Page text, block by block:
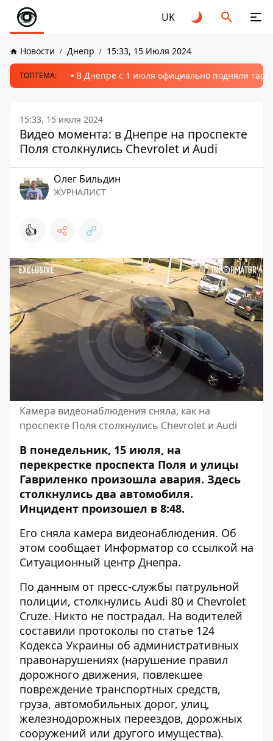
UK
Новости Днепр 15:33, 15 Июля 2024
ТОПТЕМА: В Днепре с 1 июля официально подняли
15:33, 15 июля 2024
Видео момента: в Днепре на проспекте
Поля столкнулись Chevrolet и Audi
Олег Бильдин
ЖУРНАЛИСТ
👍
Камера видеонаблюдения сняла, как на
проспекте Поля столкнулись Chevrolet и Audi
В понедельник, 15 июля, на
перекрестке проспекта Поля и улицы
Гавриленко произошла авария. Здесь
столкнулись два автомобиля.
Инцидент произошел в 8:48.
Его сняла камера видеонаблюдения. Об
этом сообщает Информатор со ссылкой на
Ситуационный центр Днепра.
По данным от пресс-службы патрульной
полиции, столкнулись Audi 80 и Chevrolet
Cruze. Никто не пострадал. На водителей
составили протоколы по статье 124
Кодекса Украины об административных
правонарушениях (нарушение правил
дорожного движения, повлекшее
повреждение транспортных средств,
груза, автомобильных дорог, улиц,
железнодорожных переездов, дорожных
сооружений или другого имущества).